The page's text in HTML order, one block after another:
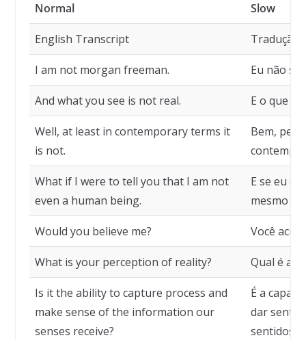
Normal Slow
English Transcript Tradução
I am not morgan freeman. Eu não
And what you see is not real. E o que
Well, at least in contemporary terms it
is not.
Bem,
What if I were to tell you that I am not
even a human being.
E se eu
mesmo
Would you believe me? Você
What is your perception of reality? Qual é a
Is it the ability to capture process and
make sense of the information our
senses receive?
É a
dar
sentidos